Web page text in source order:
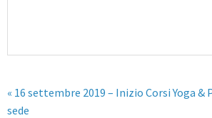
« 16 settembre 2019 – Inizio Corsi Yoga
sede